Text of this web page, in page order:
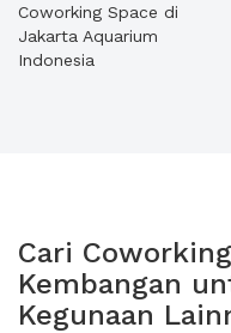
Coworking Space di
Jakarta Aquarium
Indonesia
Cari
Kembangan
Kegunaan